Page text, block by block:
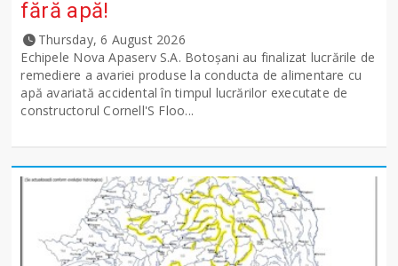
fără apă!
Thursday, 6 August 2026
Echipele Nova Apaserv S.A. Botoșani au finalizat lucrările de
remediere a avariei produse la conducta de alimentare cu
apă avariată accidental în timpul lucrărilor executate de
constructorul Cornell'S Floo...